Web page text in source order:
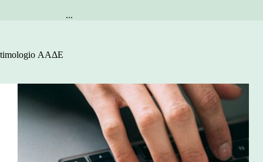
...
timologio ΑΑΔΕ